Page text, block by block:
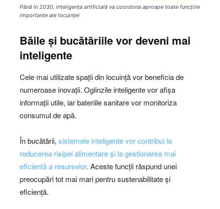
Până în 2030, inteligența artificială va coordona aproape toate funcțiile
importante ale locuinței
Băile și bucătăriile vor deveni mai
inteligente
Cele mai utilizate spații din locuință vor beneficia de
numeroase inovații. Oglinzile inteligente vor afișa
informații utile, iar bateriile sanitare vor monitoriza
consumul de apă.
În bucătării, sistemele inteligente vor contribui la
reducerea risipei alimentare și la gestionarea mai
eficientă a resurselor. Aceste funcții răspund unei
preocupări tot mai mari pentru sustenabilitate și
eficiență.